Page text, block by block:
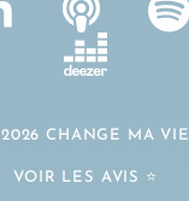
CHANGE MA VIE
VOIR LES AVIS ⭐️